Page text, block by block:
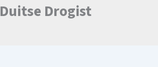
Duitse Drogist